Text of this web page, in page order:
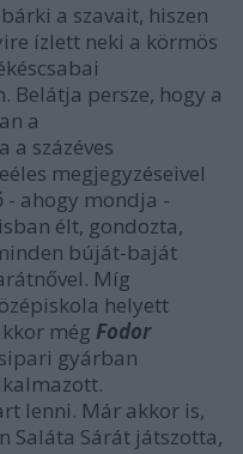
a szavait, hiszen
ízlett neki a körmös
Belátja persze, hogy a
a
a százéves
megjegyzéseivel
- ahogy mondja -
élt, gondozta,
búját-baját
Míg
helyett
még Fodor
gyárban
lenni. Már akkor is,
Saláta Sárát játszotta,